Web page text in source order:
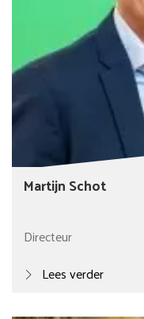
Martijn Schot
Directeur
Lees verder